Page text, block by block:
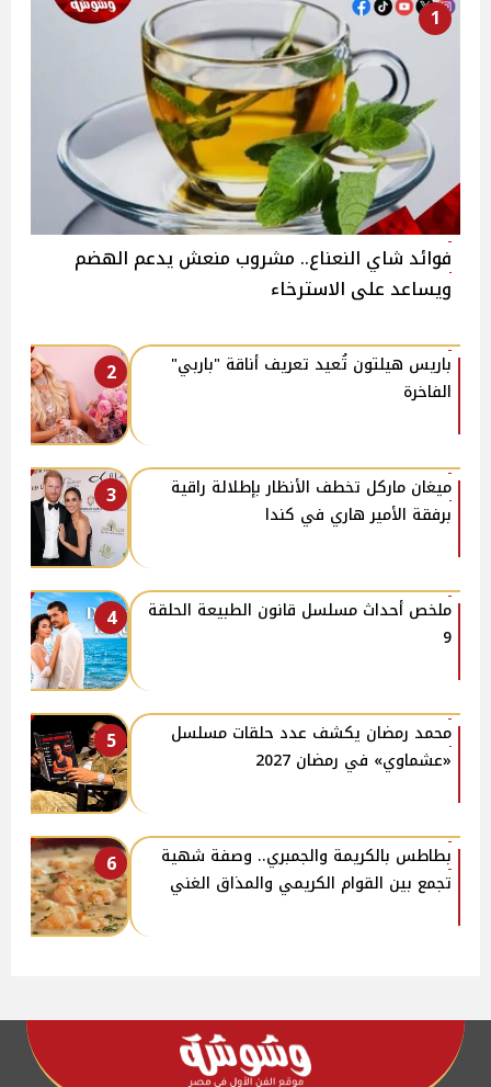
1
فوائد شاي النعناع.. مشروب منعش يدعم الهضم
ويساعد على الاسترخاء
2
باريس هيلتون تُعيد تعريف أناقة "باربي"
الفاخرة
3
ميغان ماركل تخطف الأنظار بإطلالة راقية
برفقة الأمير هاري في كندا
4
ملخص أحداث مسلسل قانون الطبيعة الحلقة
9
5
محمد رمضان يكشف عدد حلقات مسلسل
«عشماوي» في رمضان 2027
6
بطاطس بالكريمة والجمبري.. وصفة شهية
تجمع بين القوام الكريمي والمذاق الغني